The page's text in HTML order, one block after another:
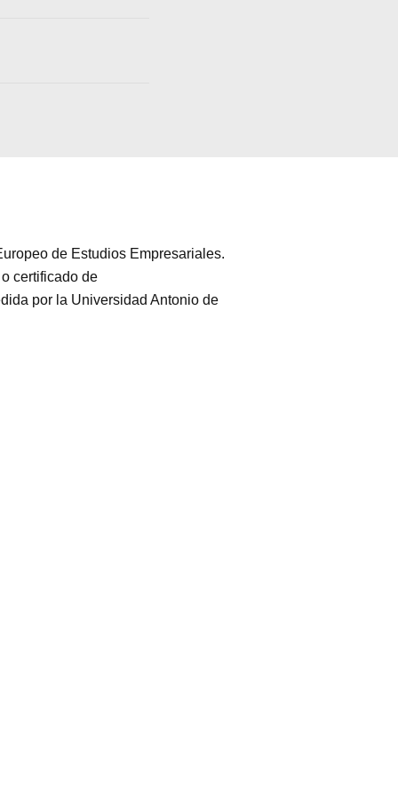
de Estudios Empresariales.
certificado de
por la Universidad Antonio de